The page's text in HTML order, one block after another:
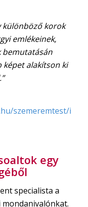
különböző korok
emlékeinek,
bemutatásán
képet alakítson ki
szemeremtest/
egy
specialista a